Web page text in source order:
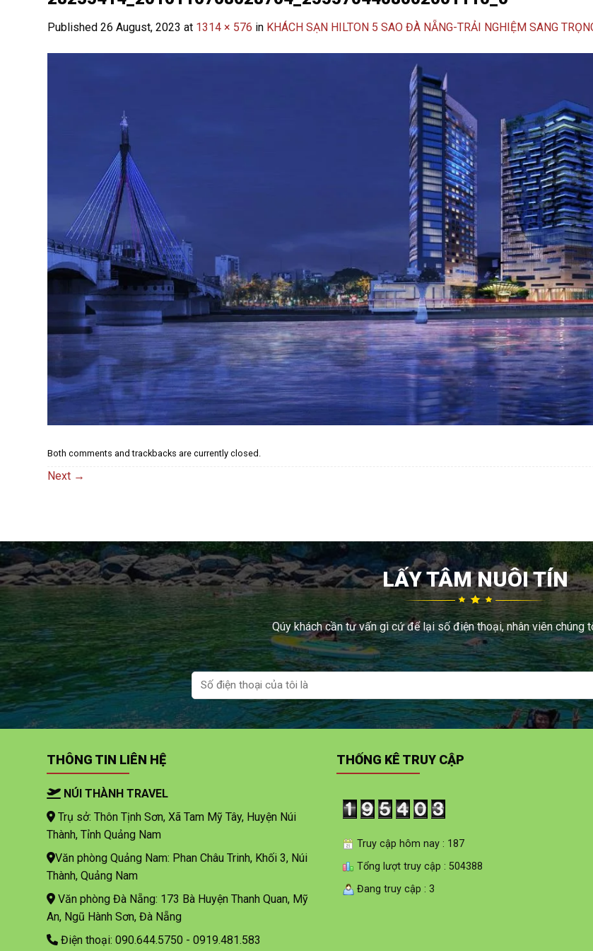
Published 26 August, 2023 at 1314 × 576 in KHÁCH SẠN HILTON 5 SAO ĐÀ NẴNG-TRẢI NGHIỆM SANG
Both comments and trackbacks are currently closed.
Next →
LẤY TÂM NUÔI TÍN
Qúy khách cần tư vấn gì cứ để lại số điện thoại, nhân viên chúng
THÔNG TIN LIÊN HỆ
NÚI THÀNH TRAVEL
Trụ sở: Thôn Tịnh Sơn, Xã Tam Mỹ Tây, Huyện Núi
Thành, Tỉnh Quảng Nam
Văn phòng Quảng Nam: Phan Châu Trinh, Khối 3, Núi
Thành, Quảng Nam
Văn phòng Đà Nẵng: 173 Bà Huyện Thanh Quan, Mỹ
An, Ngũ Hành Sơn, Đà Nẵng
Điện thoại: 090.644.5750 - 0919.481.583
THỐNG KÊ TRUY CẬP
Truy cập hôm nay : 187
Tổng lượt truy cập : 504388
Đang truy cập : 3